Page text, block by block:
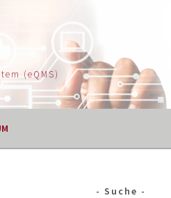
(eQMS)
Suche